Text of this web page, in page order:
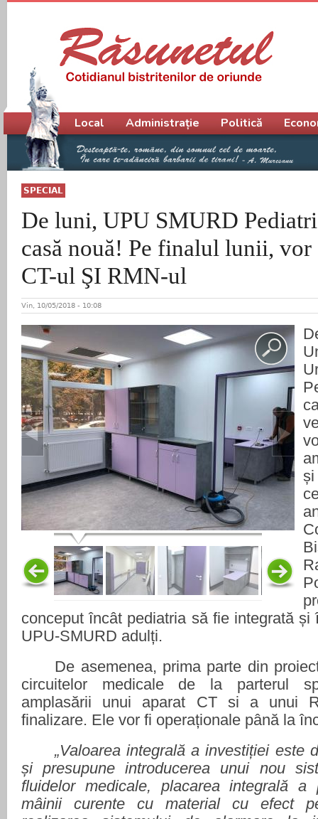
SPECIAL
De luni, UPU SMURD
casă nouă! Pe finalul lunii,
CT-ul ŞI RMN-ul
Vin, 10/05/2018 - 10:08
conceput încât pediatria să fie integrată și
UPU-SMURD adulți.
De asemenea, prima parte din
circuitelor medicale de la parterul
amplasării unui aparat CT si a unui
finalizare. Ele vor fi operaționale până la
„Valoarea integrală a investiției este
și presupune introducerea unui nou
fluidelor medicale, placarea integrală
mâinii curente cu material cu efect
Meniu principal
Local Administrație Politică